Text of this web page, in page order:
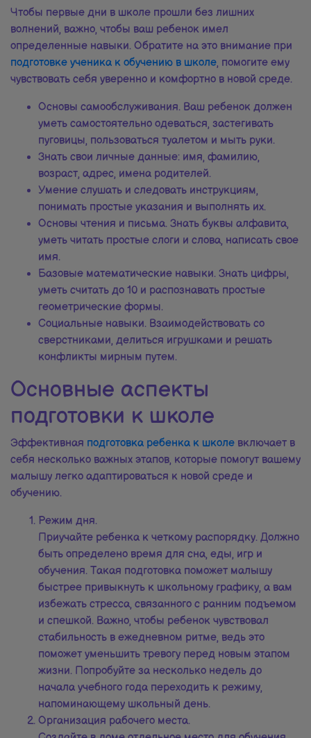
Чтобы первые дни в школе прошли без лишних
волнений, важно, чтобы ваш ребенок имел
определенные навыки. Обратите на это внимание при
подготовке ученика к обучению в школе, помогите ему
чувствовать себя уверенно и комфортно в новой среде.
Основы самообслуживания. Ваш ребенок должен
уметь самостоятельно одеваться, застегивать
пуговицы, пользоваться туалетом и мыть руки.
Знать свои личные данные: имя, фамилию,
возраст, адрес, имена родителей.
Умение слушать и следовать инструкциям,
понимать простые указания и выполнять их.
Основы чтения и письма. Знать буквы алфавита,
уметь читать простые слоги и слова, написать свое
имя.
Базовые математические навыки. Знать цифры,
уметь считать до 10 и распознавать простые
геометрические формы.
Социальные навыки. Взаимодействовать со
сверстниками, делиться игрушками и решать
конфликты мирным путем.
Основные аспекты
подготовки к школе
Эффективная подготовка ребенка к школе включает в
себя несколько важных этапов, которые помогут вашему
малышу легко адаптироваться к новой среде и
обучению.
Режим дня.
Приучайте ребенка к четкому распорядку. Должно
быть определено время для сна, еды, игр и
обучения. Такая подготовка поможет малышу
быстрее привыкнуть к школьному графику, а вам
избежать стресса, связанного с ранним подъемом
и спешкой. Важно, чтобы ребенок чувствовал
стабильность в ежедневном ритме, ведь это
поможет уменьшить тревогу перед новым этапом
жизни. Попробуйте за несколько недель до
начала учебного года переходить к режиму,
напоминающему школьный день.
Организация рабочего места.